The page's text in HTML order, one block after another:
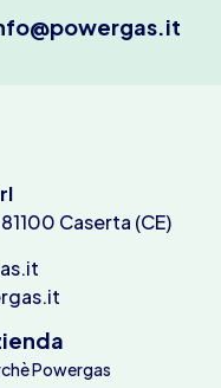
Caserta (CE)
Powergas